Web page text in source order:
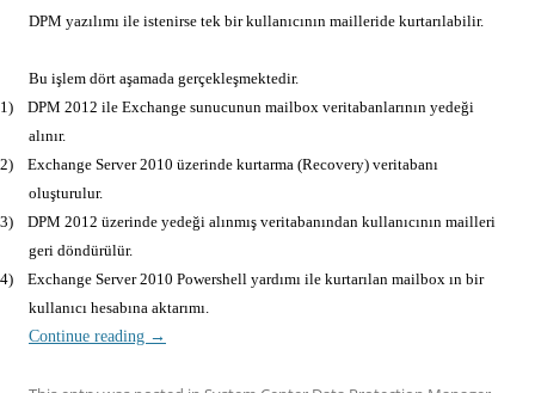
DPM yazılımı ile istenirse tek bir kullanıcının mailleride kurtarılabilir.
Bu işlem dört aşamada gerçekleşmektedir.
1)
DPM 2012 ile Exchange sunucunun mailbox veritabanlarının yedeği
alınır.
2)
Exchange Server 2010 üzerinde kurtarma (Recovery) veritabanı
oluşturulur.
3)
DPM 2012 üzerinde yedeği alınmış veritabanından kullanıcının mailleri
geri döndürülür.
4)
Exchange Server 2010 Powershell yardımı ile kurtarılan mailbox ın bir
kullanıcı hesabına aktarımı.
Continue reading →